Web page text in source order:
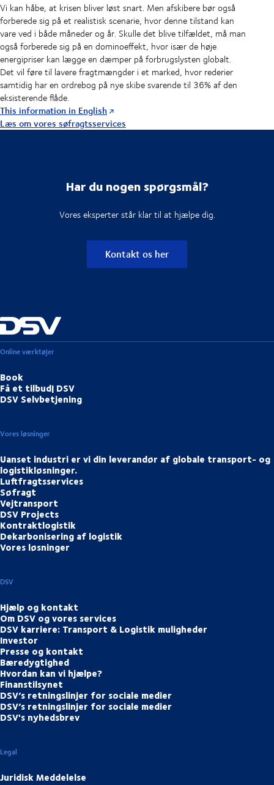
Vi kan håbe, at krisen bliver løst snart. Men afskibere bør også
forberede sig på et realistisk scenarie, hvor denne tilstand kan
vare ved i både måneder og år. Skulle det blive tilfældet, må man
også forberede sig på en dominoeffekt, hvor især de høje
energipriser kan lægge en dæmper på forbrugslysten globalt.
Det vil føre til lavere fragtmængder i et marked, hvor rederier
samtidig har en ordrebog på nye skibe svarende til 36% af den
eksisterende flåde.
This information in English
Læs om vores søfragtsservices
Har du nogen spørgsmål?
Vores eksperter står klar til at hjælpe dig.
Kontakt os her
Online værktøjer
Book
Få et tilbud| DSV
DSV Selvbetjening
Vores løsninger
Uanset industri er vi din leverandør af globale transport- og
logistikløsninger.
Luftfragtsservices
Søfragt
Vejtransport
DSV Projects
Kontraktlogistik
Dekarbonisering af logistik
Vores løsninger
DSV
Hjælp og kontakt
Om DSV og vores services
DSV karriere: Transport & Logistik muligheder
Investor
Presse og kontakt
Bæredygtighed
Hvordan kan vi hjælpe?
Finanstilsynet
DSV’s retningslinjer for sociale medier
DSV’s retningslinjer for sociale medier
DSV's nyhedsbrev
Legal
Juridisk Meddelelse